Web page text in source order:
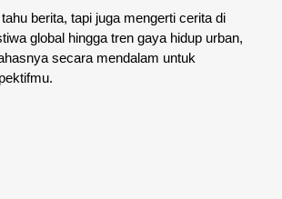
berita, tapi juga mengerti cerita di
global hingga tren gaya hidup urban,
secara mendalam untuk